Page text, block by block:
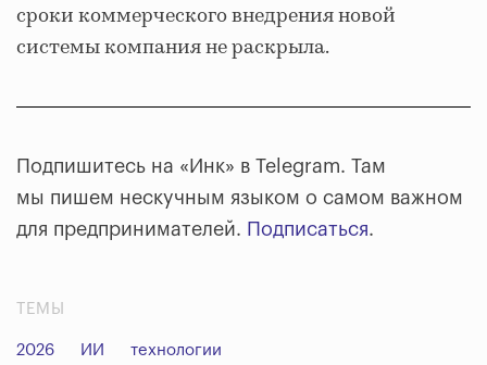
сроки коммерческого внедрения новой
системы компания не раскрыла.
Подпишитесь на «Инк» в Telegram. Там
мы пишем нескучным языком о самом важном
для предпринимателей. Подписаться.
ТЕМЫ
2026 ИИ технологии